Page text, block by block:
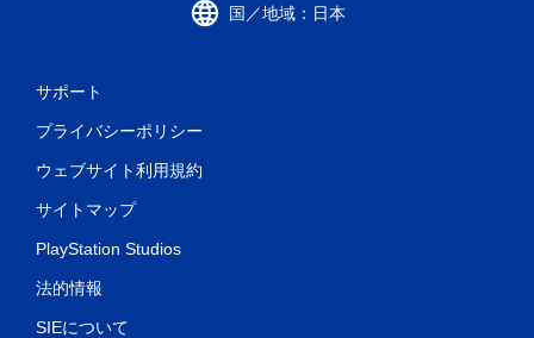
国／地域：日本
サポート
プライバシーポリシー
ウェブサイト利用規約
サイトマップ
PlayStation Studios
法的情報
SIEについて